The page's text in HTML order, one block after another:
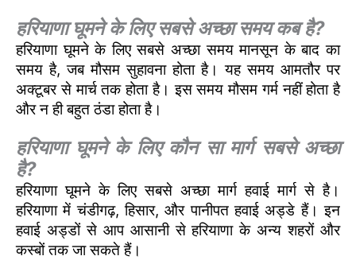
हरियाणा घूमने के लिए सबसे अच्छा समय कब है?
हरियाणा घूमने के लिए सबसे अच्छा समय मानसून के बाद का
समय है, जब मौसम सुहावना होता है। यह समय आमतौर पर
अक्टूबर से मार्च तक होता है। इस समय मौसम गर्म नहीं होता है
और न ही बहुत ठंडा होता है।
हरियाणा घूमने के लिए कौन सा मार्ग सबसे अच्छा
है?
हरियाणा घूमने के लिए सबसे अच्छा मार्ग हवाई मार्ग से है।
हरियाणा में चंडीगढ़, हिसार, और पानीपत हवाई अड्डे हैं। इन
हवाई अड्डों से आप आसानी से हरियाणा के अन्य शहरों और
कस्बों तक जा सकते हैं।